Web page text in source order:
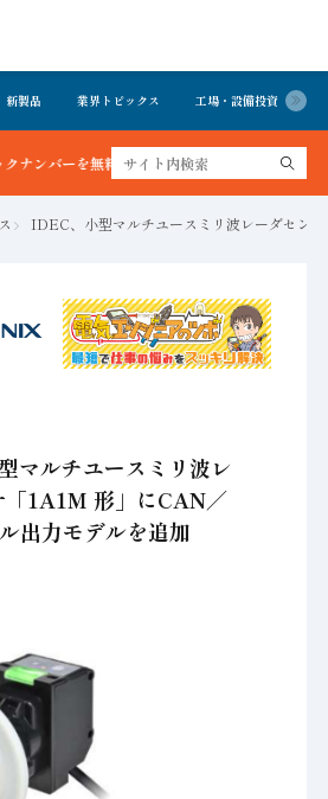
新製品 業界トピックス 工場・設備投資
を無料で公開中 詳細はこちら
IDEC、小型マルチユースミリ波レーダセン
マルチユースミリ波レ
「1A1M 形」にCAN／
出力モデルを追加